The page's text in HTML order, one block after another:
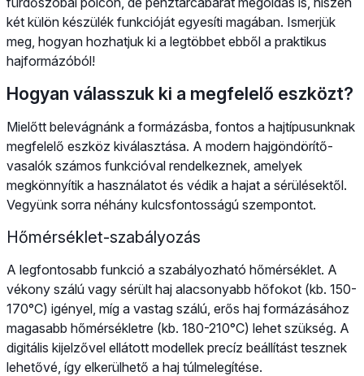
két külön készülék funkcióját egyesíti magában. Ismerjük
meg, hogyan hozhatjuk ki a legtöbbet ebből a praktikus
hajformázóból!
Hogyan válasszuk ki a megfelelő eszközt?
Mielőtt belevágnánk a formázásba, fontos a hajtípusunknak
megfelelő eszköz kiválasztása. A modern hajgöndörítő-
vasalók számos funkcióval rendelkeznek, amelyek
megkönnyítik a használatot és védik a hajat a sérülésektől.
Vegyünk sorra néhány kulcsfontosságú szempontot.
Hőmérséklet-szabályozás
A legfontosabb funkció a szabályozható hőmérséklet. A
vékony szálú vagy sérült haj alacsonyabb hőfokot (kb. 150-
170°C) igényel, míg a vastag szálú, erős haj formázásához
magasabb hőmérsékletre (kb. 180-210°C) lehet szükség. A
digitális kijelzővel ellátott modellek precíz beállítást tesznek
lehetővé, így elkerülhető a haj túlmelegítése.